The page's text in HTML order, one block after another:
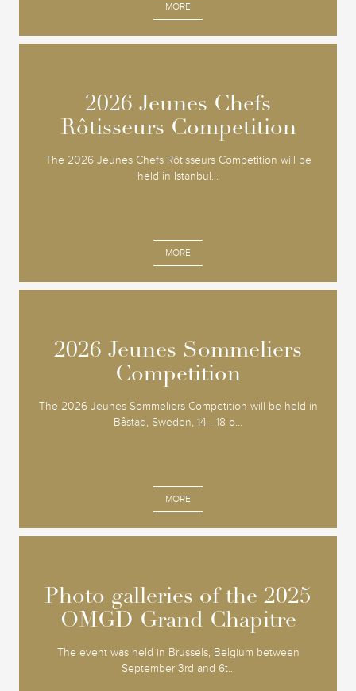
MORE
2026 Jeunes Chefs
Rôtisseurs Competition
The 2026 Jeunes Chefs Rôtisseurs Competition will be
held in Istanbul...
MORE
2026 Jeunes Chefs
Rôtisseurs Competition
2026 Jeunes Sommeliers
Competition
The 2026 Jeunes Sommeliers Competition will be held in
Båstad, Sweden, 14 - 18 o...
MORE
2026 Jeunes Sommeliers
Competition
Photo galleries of the 2025
OMGD Grand Chapitre
The event was held in Brussels, Belgium between
September 3rd and 6t...
Photo galleries of the 2025
OMGD Grand Chapitre